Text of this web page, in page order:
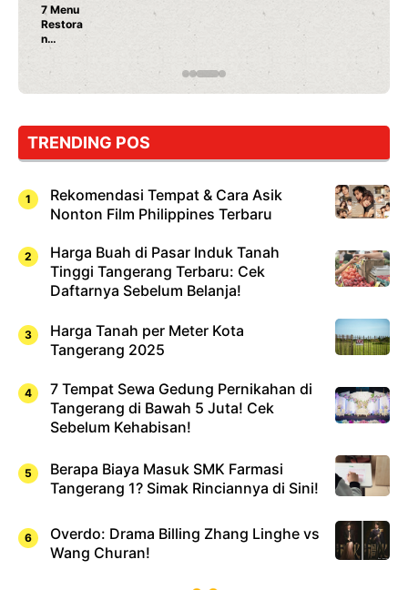
Nunung Srimulat & Vicky Prasetyo Buka Restoran
Rahasia Mami Bikin Nagih!
TRENDING POS
Rekomendasi Tempat & Cara Asik
Nonton Film Philippines Terbaru
Harga Buah di Pasar Induk Tanah
Tinggi Tangerang Terbaru: Cek
Daftarnya Sebelum Belanja!
Harga Tanah per Meter Kota
Tangerang 2025
7 Tempat Sewa Gedung Pernikahan di
Tangerang di Bawah 5 Juta! Cek
Sebelum Kehabisan!
Berapa Biaya Masuk SMK Farmasi
Tangerang 1? Simak Rinciannya di Sini!
Overdo: Drama Billing Zhang Linghe vs
Wang Churan!